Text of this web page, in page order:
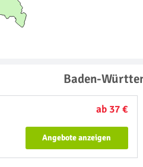
Baden-
ab 37 €
Angebote anzeigen